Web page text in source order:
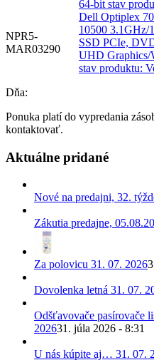
64-bit stav
NPR5-
MAR03290
Dell Optiplex
10500
SSD PCIe,
UHD Graphics/
stav produktu:
Dňa:
Ponuka platí do vypredania
kontaktovať.
Aktuálne pridané
Nové na predajni, 32.
Zákutia predajne,
Za polovicu 31. 07. 2026
Dovolenka letná 31. 07.
Odšťavovače pasírovače
202631. júla 2026 - 8:31
U nás kúpite aj… 31. 07.